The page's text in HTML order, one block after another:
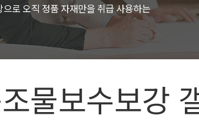
로 오직 정품 자재만을 취급 사용하는
물보수보강